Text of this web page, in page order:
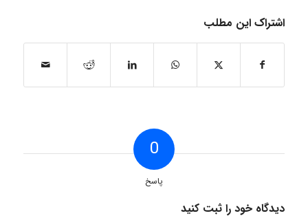
اشتراک این مطلب
0
پاسخ
دیدگاه خود را ثبت کنید